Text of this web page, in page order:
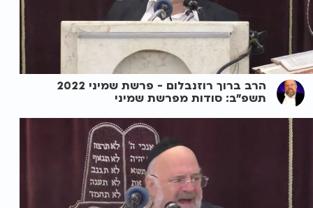
הרב ברוך רוזנבלום - פרשת שמיני 2022
תשפ"ב: סודות מפרשת שמיני